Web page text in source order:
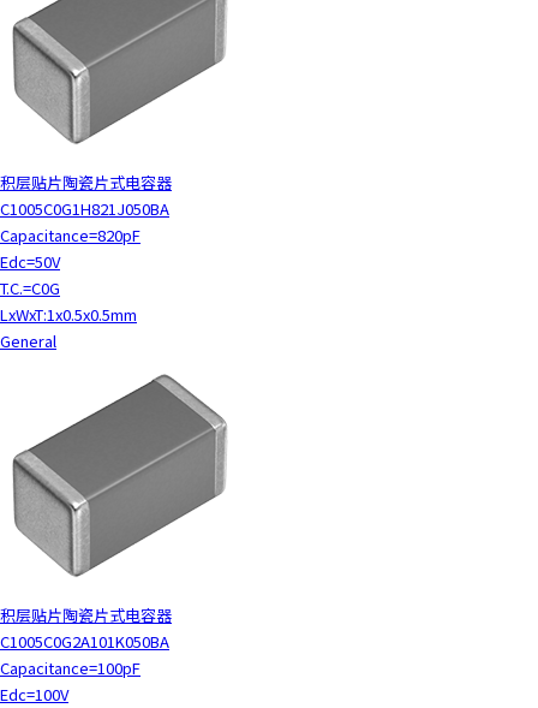
积层贴片陶瓷片式电容器
C1005C0G1H821J050BA
Capacitance=820pF
Edc=50V
T.C.=C0G
LxWxT:1x0.5x0.5mm
General
积层贴片陶瓷片式电容器
C1005C0G2A101K050BA
Capacitance=100pF
Edc=100V